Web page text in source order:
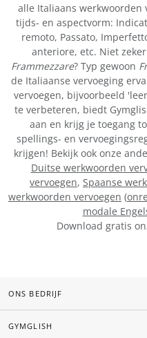
alle Italiaans werkwoorden
tijds- en aspectvorm:
remoto, Passato,
anteriore, etc. Niet
Frammezzare? Typ gewoon
de Italiaanse vervoeging
vervoegen, bijvoorbeeld
te verbeteren, biedt
aan en krijg je toegang
spellings- en
krijgen! Bekijk ook onze
Duitse werkwoorden
vervoegen, Spaanse
werkwoorden vervoegen (
modale
Download gratis
ONS BEDRIJF
GYMGLISH